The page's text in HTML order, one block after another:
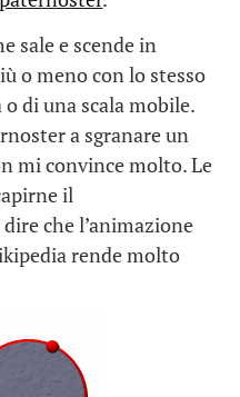
sale e scende in
o meno con lo stesso
di una scala mobile.
a sgranare un
mi convince molto. Le
il
che l’animazione
rende molto